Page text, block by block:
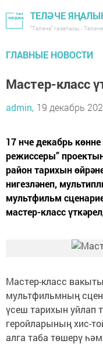
ТЕЛӘЧЕ
"Теләче" газетасы -
ГЛАВНЫЕ НОВОСТИ
Мастер-класс
admin, 19 декабрь
17 нче декабрь
режиссеры”
район тарихын
нигезләнеп,
мультфильм
мастер-класс
Мастер-класс
мультфильмның
үсеш тарихын уйлап
геройларының хис-
алга таба төшерү